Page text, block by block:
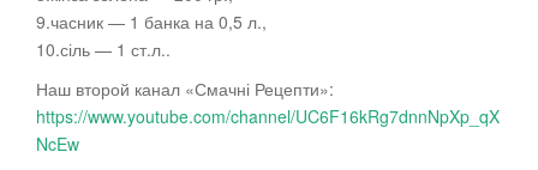
9.часник — 1 банка на 0,5 л.,
10.сіль — 1 ст.л..
Наш второй канал «Смачні Рецепти»:
https://www.youtube.com/channel/UC6F16kRg7dnnNpXp_qX
NcEw